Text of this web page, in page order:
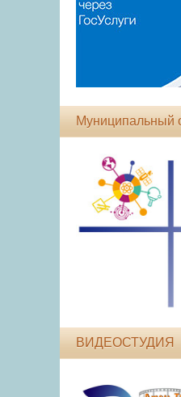
Муниципальный
ВИДЕОСТУДИЯ